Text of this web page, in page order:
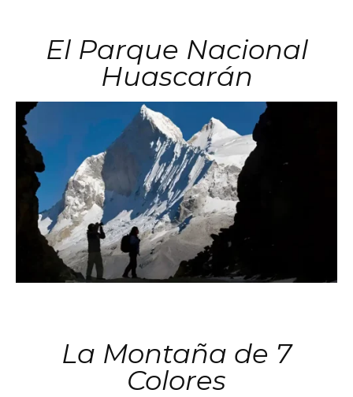
El Parque Nacional
Huascarán
La Montaña de 7
Colores